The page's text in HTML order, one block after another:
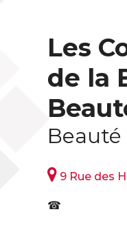
Les
de la
9 Rue des
☎